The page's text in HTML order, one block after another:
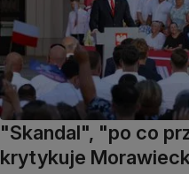
"Skandal", "po co
krytykuje